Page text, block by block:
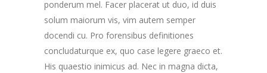
ponderum mel. Facer placerat ut duo, id duis
solum maiorum vis, vim autem semper
docendi cu. Pro forensibus definitiones
concludaturque ex, quo case legere graeco et.
His quaestio inimicus ad. Nec in magna dicta,